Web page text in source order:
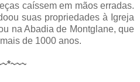
caíssem em mãos erradas.
suas propriedades à Igreja
na Abadia de Montglane, que
de 1000 anos.